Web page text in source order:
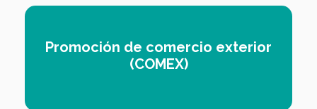
Promoción de comercio exterior
(COMEX)